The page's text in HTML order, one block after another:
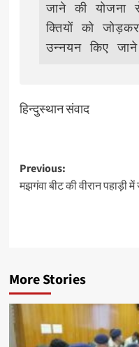
जाने की
क्तियों को
हिन्दुस्थान संवाद
Post
navigation
Previous:
मझगंवा बीट की वीरान पहाड़ी
More Stories